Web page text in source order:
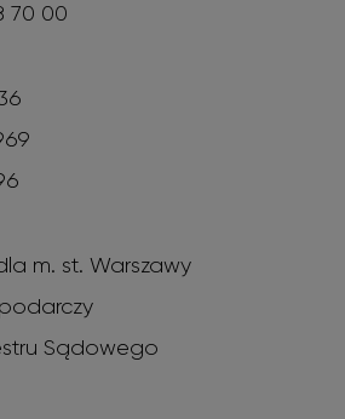
70 00
m. st. Warszawy
Sądowego